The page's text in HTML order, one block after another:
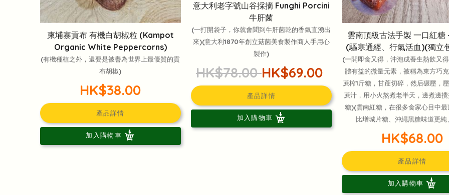
柬埔寨貢布 有機白胡椒粒 (Kampot
Organic White Peppercorns)
(有機種植之外，還要是被譽為世界上最優質的貢
布胡椒)
HK$38.00
產品詳情
加入購物車
意大利老字號山谷採摘 Funghi Porcini
牛肝菌
(一打開袋子，你就會聞到牛肝菌乾的香氣直湧出
來)(意大利1870年創立菇菌美食製作商人手用心
製作)
HK$78.00HK$69.00
產品詳情
加入購物車
雲南頂級古法手製 一口紅糖
(驅寒通經、行氣活血)(獨立
(一開即食又得，沖泡成養生熱飲又
體有益的微量元素，被稱為東方巧
蔗榨1斤糖，甘蔗切碎，然后碾壓，
蔗汁，用小火熬煮老半天，邊煮邊
糖)(雲南紅糖，在很多食家心目中
比增城片糖、沖繩黑糖味道更純
HK$68.00
產品詳情
加入購物車